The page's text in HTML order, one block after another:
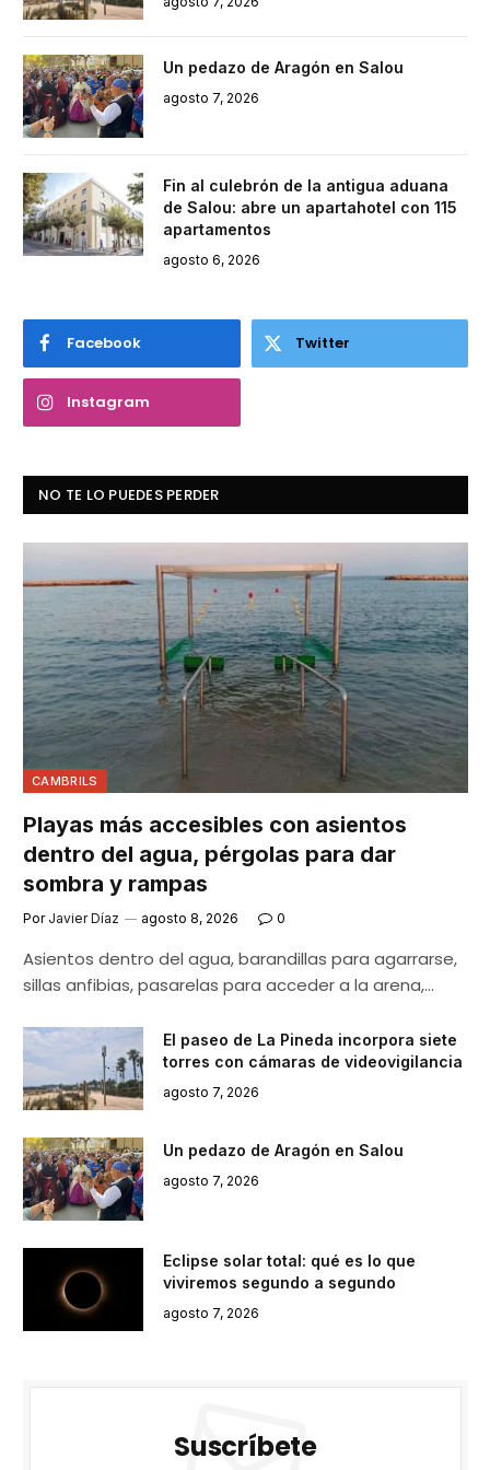
Un pedazo de Aragón en Salou
agosto 7, 2026
Fin al culebrón de la antigua aduana
de Salou: abre un apartahotel con 115
apartamentos
agosto 6, 2026
Facebook Twitter
Instagram
NO TE LO PUEDES PERDER
CAMBRILS
Playas más accesibles con asientos
dentro del agua, pérgolas para dar
sombra y rampas
Por Javier Díaz agosto 8, 2026 0
Asientos dentro del agua, barandillas para agarrarse,
sillas anfibias, pasarelas para acceder a la arena,…
El paseo de La Pineda incorpora siete
torres con cámaras de videovigilancia
agosto 7, 2026
Un pedazo de Aragón en Salou
agosto 7, 2026
Eclipse solar total: qué es lo que
viviremos segundo a segundo
agosto 7, 2026
Suscríbete